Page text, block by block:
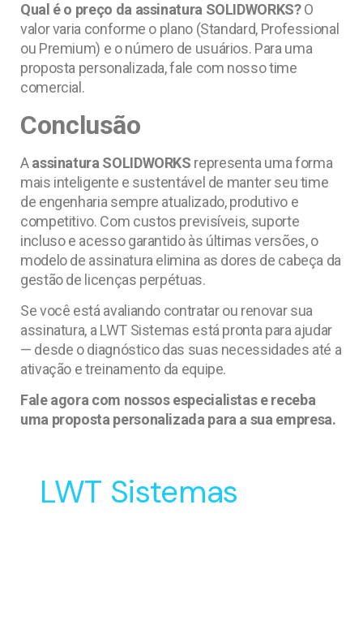
Qual é o preço da assinatura SOLIDWORKS?O
valor varia conforme o plano (Standard, Professional
ou Premium) e o número de usuários. Para uma
proposta personalizada, fale com nosso time
comercial.
Conclusão
Aassinatura SOLIDWORKS representa uma forma
mais inteligente e sustentável de manter seu time
de engenharia sempre atualizado, produtivo e
competitivo. Com custos previsíveis, suporte
incluso e acesso garantido às últimas versões, o
modelo de assinatura elimina as dores de cabeça da
gestão de licenças perpétuas.
Se você está avaliando contratar ou renovar sua
assinatura, a LWT Sistemas está pronta para ajudar
— desde o diagnóstico das suas necessidades até a
ativação e treinamento da equipe.
Fale agora com nossos especialistas e receba
uma proposta personalizada para a sua empresa.
LWT Sistemas